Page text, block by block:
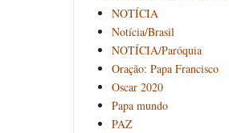
NOTÍCIA
Notícia/Brasil
NOTÍCIA/Paróquia
Oração: Papa Francisco
Oscar 2020
Papa mundo
PAZ